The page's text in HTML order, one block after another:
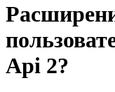
Api 2?